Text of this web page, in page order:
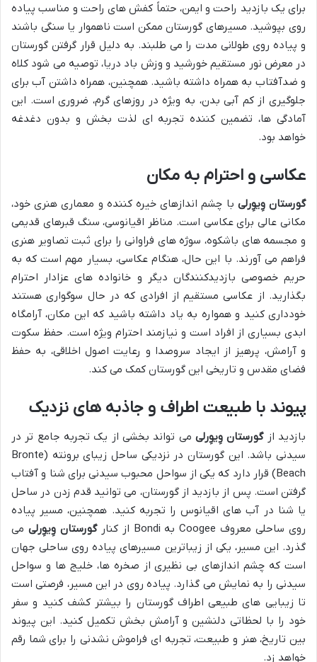
برای یک بازدید راحت و ایمن، حتماً کفش های راحت و مناسب پیاده
روی بپوشید. مسیرهای گورستان ممکن است ناهموار یا سنگی باشند
و پیاده روی طولانی مدت را می طلبند. به دلیل قرار گرفتن گورستان
در معرض نور مستقیم خورشید و وزش باد دریا، توصیه می شود کلاه
و ضدآفتاب به همراه داشته باشید. همچنین، همراه داشتن آب برای
جلوگیری از کم آبی بدن، به ویژه در روزهای گرم، ضروری است. این
آمادگی ها، تضمین کننده تجربه ای لذت بخش و بدون دغدغه
خواهد بود.
عکاسی و احترام به مکان
گورستان وِیوِرلی با چشم اندازهای خیره کننده و معماری هنری خود،
مکانی عالی برای عکاسی است. مناظر اقیانوسی، سنگ قبرهای قدیمی
و مجسمه های باشکوه، سوژه های فراوانی را برای ثبت تصاویر هنری
فراهم می آورند. با این حال، هنگام عکاسی، بسیار مهم است که به
حریم خصوصی بازدیدکنندگان دیگر و خانواده های عزادار احترام
بگذارید. از عکاسی مستقیم از افرادی که در حال سوگواری هستند
خودداری کنید و همواره به یاد داشته باشید که این مکان، آرامگاه
ابدی بسیاری از افراد است و نیازمند احترام ویژه است. حفظ سکوت
و آرامش، پرهیز از ایجاد سروصدا و رعایت اصول اخلاقی، به حفظ
فضای مقدس و تاریخی این گورستان کمک می کند.
پیوند با طبیعت اطراف و جاذبه های نزدیک
بازدید ازگورستان وِیوِرلی می تواند بخشی از یک تجربه جامع تر در
سیدنی باشد. این گورستان در نزدیکی ساحل زیبای برونته (Bronte
Beach) قرار دارد که یکی از سواحل محبوب سیدنی برای شنا و آفتاب
گرفتن است. پس از بازدید از گورستان، می توانید قدم زدن در ساحل
یا شنا در آب های اقیانوس را تجربه کنید. همچنین، مسیر پیاده
روی ساحلی معروف Coogee به Bondi از کنار
گورستان وِیوِرلی می
گذرد. این مسیر، یکی از زیباترین مسیرهای پیاده روی ساحلی جهان
است که چشم اندازهای بی نظیری از صخره ها، خلیج ها و سواحل
سیدنی را به نمایش می گذارد. پیاده روی در این مسیر، فرصتی است
تا زیبایی های طبیعی اطراف گورستان را بیشتر کشف کنید و سفر
خود را با لحظاتی دلنشین و آرامش بخش تکمیل کنید. این پیوند
بین تاریخ، هنر و طبیعت، تجربه ای فراموش نشدنی را برای شما رقم
خواهد زد.